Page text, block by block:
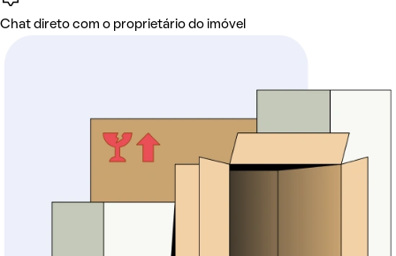
Chat direto com o proprietário do imóvel